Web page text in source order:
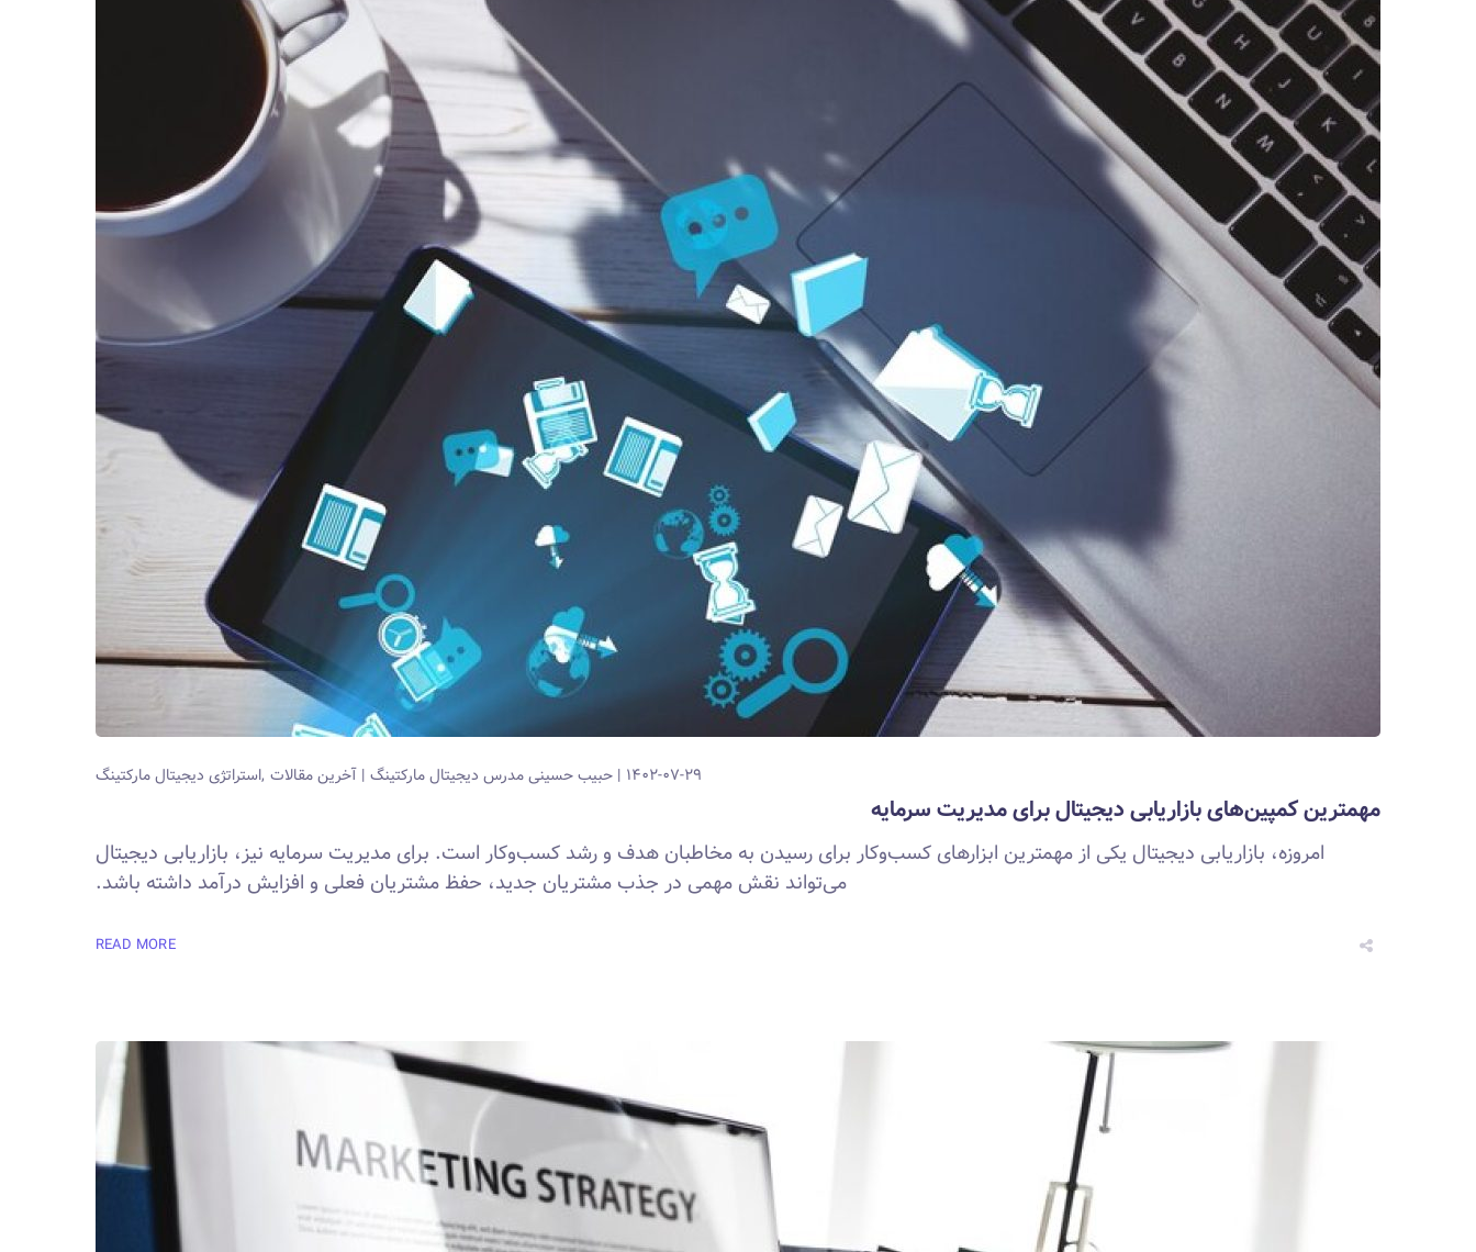
۱۴۰۲-۰۷-۲۹ حبیب حسینیمدرس دیجیتال مارکتینگ آخرین مقالات استراتژی دیجیتال مارکتینگ
مهمترین کمپین‌های بازاریابی دیجیتال برای مدیریت سرمایه
امروزه، بازاریابی دیجیتال یکی از مهمترین ابزارهای کسب‌وکار برای رسیدن به مخاطبان هدف و رشد کسب‌وکار است. برای مدیریت سرمایه نیز، بازاریابی دیجیتال
می‌تواند نقش مهمی در جذب مشتریان جدید، حفظ مشتریان فعلی و افزایش درآمد داشته باشد.
READ MORE